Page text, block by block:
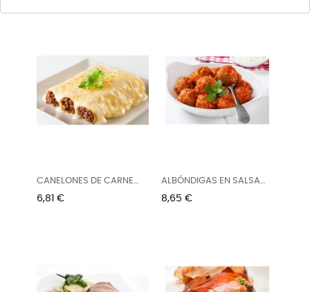
CANELONES DE CARNE
VERA...
Precio
6,81 €
ALBÓNDIGAS EN SALSA
DE...
Precio
8,65 €